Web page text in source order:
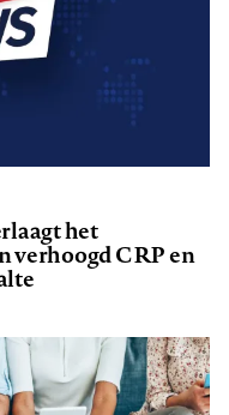
het
verhoogd CRP en